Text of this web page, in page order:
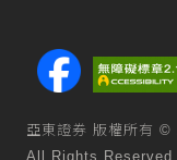
亞東證券 版權所有
All Rights Reserved.